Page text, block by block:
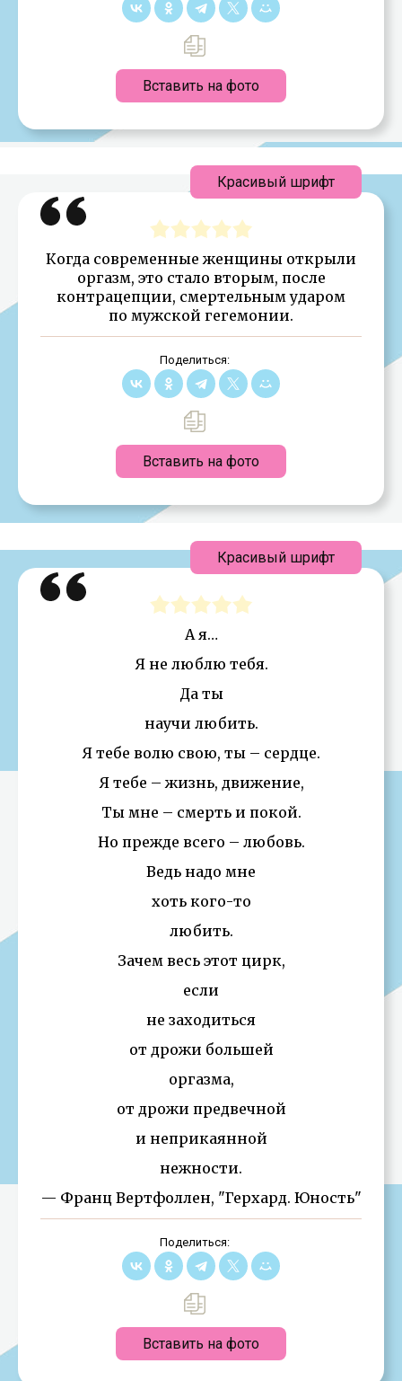
Вставить на фото
Когда современные женщины открыли
оргазм, это стало вторым, после
контрацепции, смертельным ударом
по мужской гегемонии.
Поделиться:
Вставить на фото
Красивый шрифт
А я…
Я не люблю тебя.
Да ты
научи любить.
Я тебе волю свою, ты – сердце.
Я тебе – жизнь, движение,
Ты мне – смерть и покой.
Но прежде всего – любовь.
Ведь надо мне
хоть кого-то
любить.
Зачем весь этот цирк,
если
не заходиться
от дрожи большей
оргазма,
от дрожи предвечной
и неприкаянной
нежности.
— Франц Вертфоллен, "Герхард. Юность"
Поделиться:
Вставить на фото
Красивый шрифт